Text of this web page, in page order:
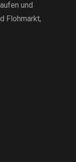
und
Flohmarkt,